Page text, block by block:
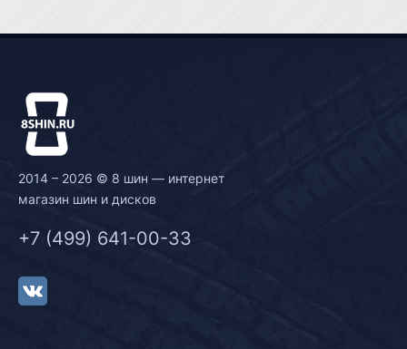
2014 – 2026 © 8 шин — интернет
магазин шин и дисков
+7 (499) 641-00-33